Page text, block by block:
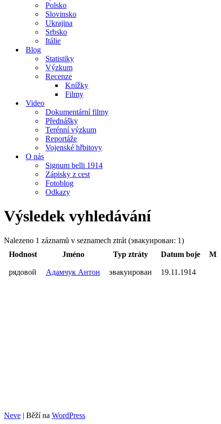
Polsko
Slovinsko
Ukrajina
Srbsko
Itálie
Blog
Statistiky
Výzkum
Recenze
Knížky
Filmy
Video
Dokumentární filmy
Přednášky
Terénní výzkum
Reportáže
Vojenské hřbitovy
O nás
Signum belli 1914
Zápisky z cest
Fotoblog
Odkazy
Výsledek vyhledávání
Nalezeno 1 záznamů v seznamech ztrát (эвакуирован: 1)
Hodnost
Jméno Typ ztráty Datum boje
рядовой Адамчук Антон эвакуирован 19.11.1914
Neve | Běží na WordPress